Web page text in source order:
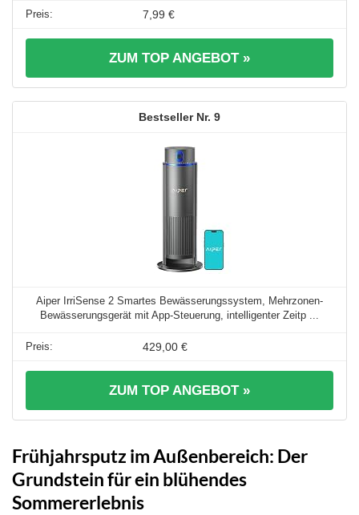
7,99 €
ZUM TOP ANGEBOT »
9
Aiper IrriSense 2 Smartes Bewässerungssystem, Mehrzonen-
Bewässerungsgerät mit App-Steuerung, intelligenter Zeitp ...
429,00 €
ZUM TOP ANGEBOT »
Frühjahrsputz im Außenbereich: Der
Grundstein für ein blühendes
Sommererlebnis